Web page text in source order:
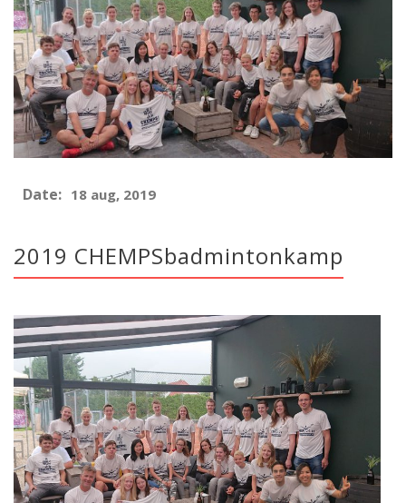
Date: 18 aug, 2019
2019 CHEMPSbadmintonkamp